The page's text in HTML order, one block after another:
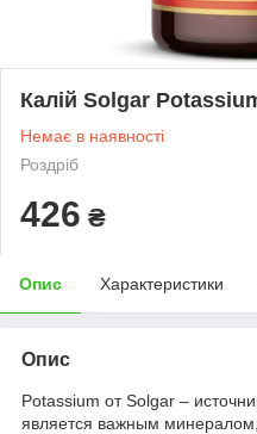
Калій Solgar
Немає в наявності
Роздріб
426 ₴
Опис Характеристики
Опис
Potassium от Solgar –
является важным